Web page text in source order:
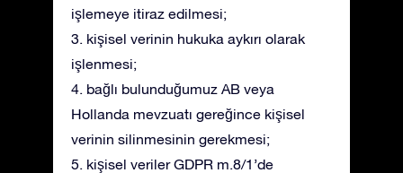
işlemeye itiraz edilmesi;
3. kişisel verinin hukuka aykırı olarak
işlenmesi;
4. bağlı bulunduğumuz AB veya
Hollanda mevzuatı gereğince kişisel
verinin silinmesinin gerekmesi;
5. kişisel veriler GDPR m.8/1’de